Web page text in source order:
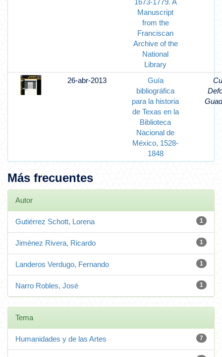
1673-1779. A
Manuscript
from the
Franciscan
Archive of the
National
Library
26-abr-2013
Guía
bibliográfica
para la historia
de Texas en la
Biblioteca
Nacional de
México, 1528-
1848
Más frecuentes
Autor
1
Gutiérrez Schott, Lorena
1
Jiménez Rivera, Ricardo
1
Landeros Verdugo, Fernando
1
Narro Robles, José
Tema
7
Humanidades y de las Artes